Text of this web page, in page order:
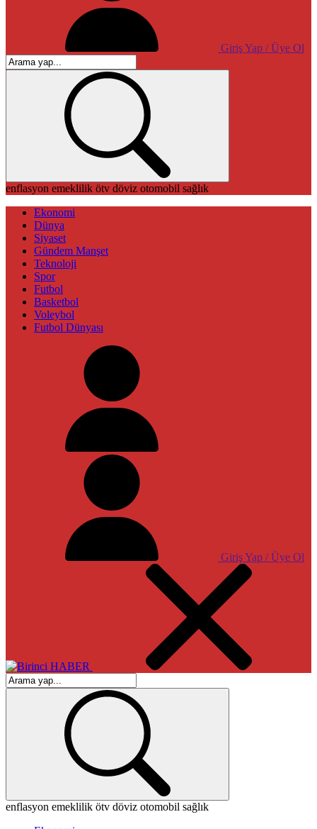
Giriş Yap / Üye Ol
enflasyon emeklilik ötv döviz otomobil sağlık
Ekonomi
Dünya
Siyaset
Gündem Manşet
Teknoloji
Spor
Futbol
Basketbol
Voleybol
Futbol Dünyası
Giriş Yap / Üye Ol
enflasyon emeklilik ötv döviz otomobil sağlık